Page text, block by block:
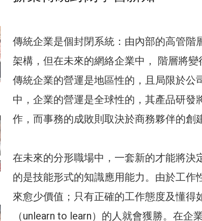
傳統企業是個封閉系統：由內部的高管階
架構，但在未來的網絡企業中， 階層將變
傳統企業的營運是地區性的，且局限於公
中，企業的營運是全球性的，其產品研發
作，而事務的成敗則取決於商務夥伴的創
在未來的分形職場中，一套新的才能將決
的是技能形式的知識應用能力。由於工作
來愈少價值；只有正確的工作態度及懂得
（unlearn to learn）的人就會獲勝。在企